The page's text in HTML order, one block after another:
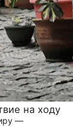
на ходу
—